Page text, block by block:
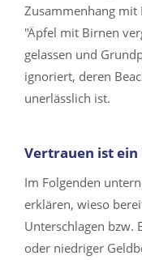
Zusammenhang mit
"Äpfel mit Birnen
gelassen und
ignoriert, deren
unerlässlich ist.
Vertrauen ist ein
Im Folgenden
erklären, wieso
Unterschlagen bzw.
oder niedriger